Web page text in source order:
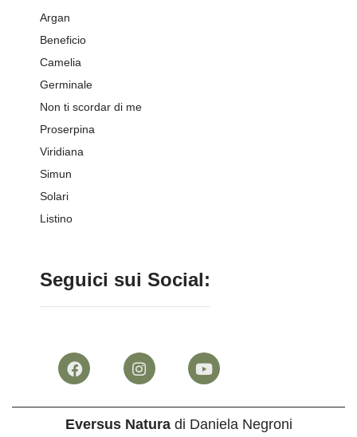
Argan
Beneficio
Camelia
Germinale
Non ti scordar di me
Proserpina
Viridiana
Simun
Solari
Listino
Seguici sui Social:
Eversus Naturadi Daniela Negroni